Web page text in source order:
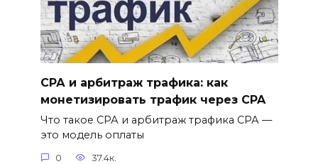
СРА и арбитраж трафика: как
монетизировать трафик через CPA
Что такое СРА и арбитраж трафика СРА —
это модель оплаты
0 37.4к.